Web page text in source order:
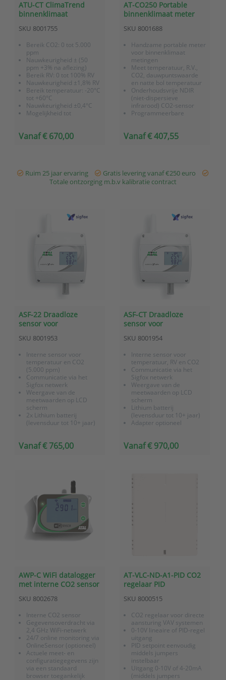
ATU-CT ClimaTrend
binnenklimaat
SKU 8001755
Bereik CO2: 0 tot 5.000
ppm
Nauwkeurigheid ± (50
ppm +3% na aflezing)
Bereik RV: 0 tot 100% RV
Nauwkeurigheid ±1,8% RV
Bereik temperatuur: -20°C
tot +60°C
Nauwkeurigheid ±0,4°C
Mogelijkheid tot
fabriekscertificaat en 3
Vanaf € 670,00
AT-CO250 Portable
binnenklimaat meter
en CO2
SKU 8001688
Handzame portable meter
voor binnenklimaat
metingen
Meet temperatuur, R.V.,
CO2, dauwpuntswaarde
en natte bol temperatuur
Onderhoudsvrije NDIR
(niet-dispersieve
infrarood) CO2-sensor
Programmeerbare
Geleverd met 4 stuks
Vanaf € 407,55
Ruim 25 jaar ervaring
Gratis levering vanaf €250 euro
Totale ontzorging m.b.v kalibratie contract
ASF-22 Draadloze
sensor voor
met Sigfox
communicatie
SKU 8001953
Interne sensor voor
temperatuur en CO2
(5.000 ppm)
Communicatie via het
Sigfox netwerk
Weergave van de
meetwaarden op LCD
scherm
2x Lithium batterij
(levensduur tot 10+ jaar)
Direct inzetbaar op locatie
Vanaf € 765,00
ASF-CT Draadloze
sensor voor
vochtigheid, CO2 sensor
met Sigfox
communicatie
SKU 8001954
Interne sensor voor
temperatuur, RV en CO2
Communicatie via het
Sigfox netwerk
Weergave van de
meetwaarden op LCD
scherm
Lithium batterij
(levensduur tot 10+ jaar)
Adapter optioneel
Incl. fabriekscertificaat en
Vanaf € 970,00
AWP-C WiFi datalogger
met interne CO2 sensor
SKU 8002678
Interne CO2 sensor
Gegevensoverdracht via
2,4 GHz WiFi-netwerk
24/7 online monitoring via
OnlineSensor (optioneel)
Actuele meet- en
configuratiegegevens zijn
via een standaard
browser toegankelijk
AT-VLC-ND-A1-PID CO2
regelaar PID
uitgang en 3-kleuren
status LED
SKU 8000515
CO2 regelaar voor directe
aansturing VAV systemen
0-10V lineaire of PID-regel
uitgang
PID setpoint eenvoudig
middels jumpers
instelbaar
Uitgang 0-10V of 4-20mA
(middels jumpers